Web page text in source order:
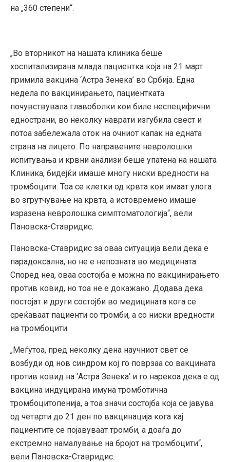
на „360 степени“.
„Во вторникот на нашата клиника беше
хоспитализирана млада пациентка која на 21 март
примила вакцина ‘Астра Зенека’ во Србија. Една
недела по вакцинирањето, пациентката
почувствувала главоболки кои биле неспецифични
еднострани, во неколку наврати изгубила свест и
потоа забележала оток на очниот капак на едната
страна на лицето. По направените невролошки
испитувања и крвни анализи беше упатена на нашата
Клиника, бидејќи имаше многу ниски вредности на
тромбоцити. Тоа се клетки од крвта кои имаат улога
во згрутчување на крвта, а истовремено имаше
изразена невролошка симптоматологија“, вели
Пановска-Ставридис.
Пановска-Ставридис за оваа ситуација вели дека е
парадоксална, но не е непозната во медицината.
Според неа, оваа состојба е можна по вакцинирањето
против ковид, но тоа не е докажано. Додава дека
постојат и други состојби во медицината кога се
среќаваат пациенти со тромби, а со ниски вредности
на тромбоцити.
„Меѓутоа, пред неколку дена научниот свет се
возбуди од нов синдром кој го поврзаа со вакцината
против ковид на ‘Астра Зенека’ и го нарекоа дека е од
вакцина индуцирана имуна тромботична
тромбоцитопенија, а тоа значи состојба која се јавува
од четврти до 21 ден по вакцинација кога кај
пациентите се појавуваат тромби, а доаѓа до
екстремно намалување на бројот на тромбоцити“,
вели Пановска-Ставридис.